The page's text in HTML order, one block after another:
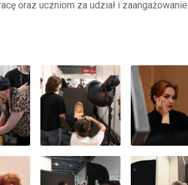
oraz uczniom za udział i